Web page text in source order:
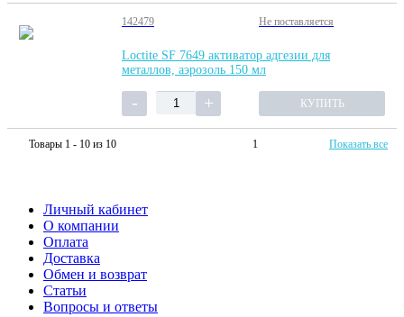
142479 Не поставляется
Loctite SF 7649 активатор адгезии для
металлов, аэрозоль 150 мл
КУПИТЬ
Товары 1 - 10 из 10 1 Показать все
Личный кабинет
О компании
Оплата
Доставка
Обмен и возврат
Статьи
Вопросы и ответы